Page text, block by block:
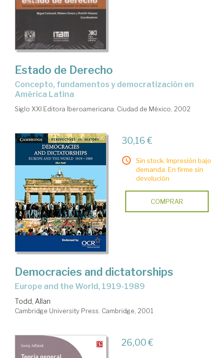
Estado de Derecho
concepto, fundamentos y democratización en
América Latina
Siglo XXI Editora Iberoamericana. Ciudad de México, 2002
30,16 €
Sin stock. Impresión bajo
demanda. En firme sin
devolución
COMPRAR
Democracies and dictatorships
Europe and the World, 1919-1989
Todd, Allan
Cambridge University Press. Cambridge, 2001
26,00 €